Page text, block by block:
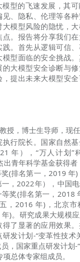
型的飞速发展，其
、隐私、伦理等各
模型风险的隐忧，
。报告将分享我们
践。首先从逻辑可信
型面临的安全挑战
大模型安全诊断与
提出未来大模型安
授，博士生导师，现
行院长。国家自然
年），“万人计划”
出青年科学基金获得
(排名第一，2019 年
，2022年），中国
等奖(排名第一，2018
，2016 年)，北京市
)。研究成果大规模
了显著的应用效果。
发计划-“变革性技术
，国家重点研发计划-
总体专家组成员。